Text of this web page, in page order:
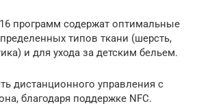
программ содержат оптимальные
типов ткани (шерсть,
и для ухода за детским бельем.
дистанционного управления с
благодаря поддержке NFC.